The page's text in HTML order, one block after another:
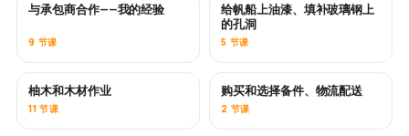
即将推出
与承包商合作——我的经验
9 节课
即将推出
给帆船上油漆、填补玻璃钢上
的孔洞
5 节课
柚木和木材作业
11 节课
即将推出
购买和选择备件、物流配送
2 节课